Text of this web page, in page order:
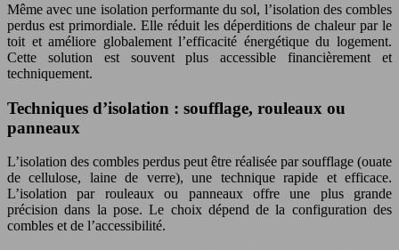
Même avec une isolation performante du sol, l’isolation des combles
perdus est primordiale. Elle réduit les déperditions de chaleur par le
toit et améliore globalement l’efficacité énergétique du logement.
Cette solution est souvent plus accessible financièrement et
techniquement.
Techniques d’isolation : soufflage, rouleaux ou
panneaux
L’isolation des combles perdus peut être réalisée par soufflage (ouate
de cellulose, laine de verre), une technique rapide et efficace.
L’isolation par rouleaux ou panneaux offre une plus grande
précision dans la pose. Le choix dépend de la configuration des
combles et de l’accessibilité.